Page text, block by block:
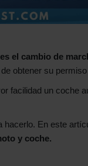
el cambio de
obtener su
facilidad un coche
En este
y coche.